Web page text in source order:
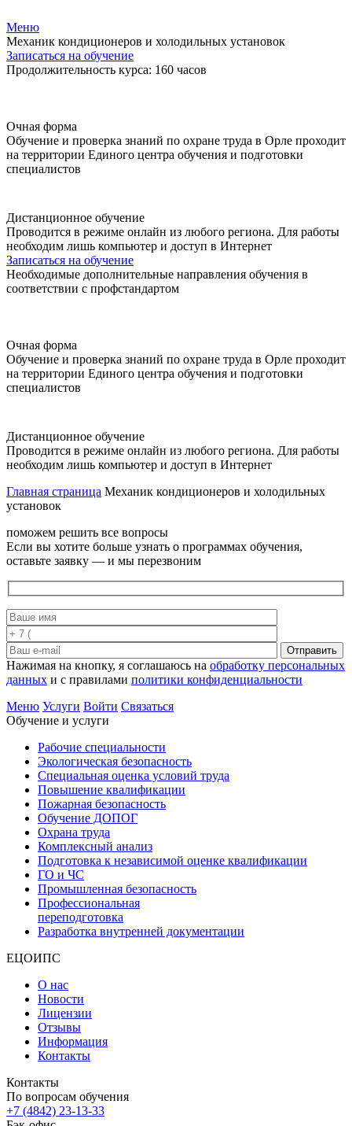
Меню
Механик кондиционеров и холодильных установок
Записаться на обучение
Продолжительность курса: 160 часов
Очная форма
Обучение и проверка знаний по охране труда в Орле проходит
на территории Единого центра обучения и подготовки
специалистов
Дистанционное обучение
Проводится в режиме онлайн из любого региона. Для работы
необходим лишь компьютер и доступ в Интернет
Записаться на обучение
Необходимые дополнительные направления обучения в
соответствии с профстандартом
Очная форма
Обучение и проверка знаний по охране труда в Орле проходит
на территории Единого центра обучения и подготовки
специалистов
Дистанционное обучение
Проводится в режиме онлайн из любого региона. Для работы
необходим лишь компьютер и доступ в Интернет
Главная страница Механик кондиционеров и холодильных
установок
поможем решить все вопросы
Если вы хотите больше узнать о программах обучения,
оставьте заявку — и мы перезвоним
Отправить
Нажимая на кнопку, я соглашаюсь на обработку персональных
данных и с правилами политики конфиденциальности
Меню Услуги Войти Связаться
Обучение и услуги
Рабочие специальности
Экологическая безопасность
Специальная оценка условий труда
Повышение квалификации
Пожарная безопасность
Обучение ДОПОГ
Охрана труда
Комплексный анализ
Подготовка к независимой оценке квалификации
ГО и ЧС
Промышленная безопасность
Профессиональная
переподготовка
Разработка внутренней документации
ЕЦОИПС
О нас
Новости
Лицензии
Отзывы
Информация
Контакты
Контакты
По вопросам обучения
+7 (4842) 23-13-33